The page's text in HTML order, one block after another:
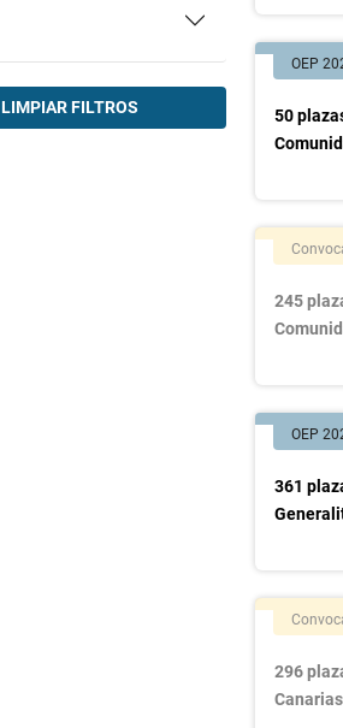
LIMPIAR FILTROS
OEP
50
245
OEP
361
296
Canarias